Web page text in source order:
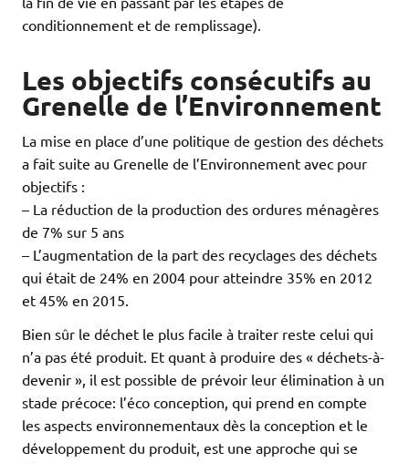
conditionnement et de remplissage).
Les objectifs consécutifs au
Grenelle de l’Environnement
La mise en place d’une politique de gestion des déchets
a fait suite au Grenelle de l’Environnement avec pour
objectifs :
– La réduction de la production des ordures ménagères
de 7% sur 5 ans
– L’augmentation de la part des recyclages des déchets
qui était de 24% en 2004 pour atteindre 35% en 2012
et 45% en 2015.
Bien sûr le déchet le plus facile à traiter reste celui qui
n’a pas été produit. Et quant à produire des « déchets-à-
devenir », il est possible de prévoir leur élimination à un
stade précoce: l’éco conception, qui prend en compte
les aspects environnementaux dès la conception et le
développement du produit, est une approche qui se